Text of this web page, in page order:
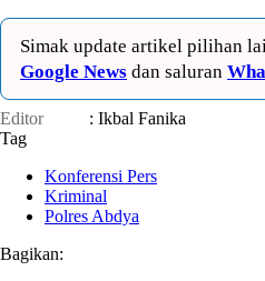
Simak update artikel pilihan
Google News dan saluran
Editor
: Ikbal Fanika
Tag
Konferensi Pers
Kriminal
Polres Abdya
Bagikan: